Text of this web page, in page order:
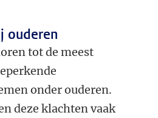
ouderen
tot de meest
onder ouderen.
deze klachten vaak